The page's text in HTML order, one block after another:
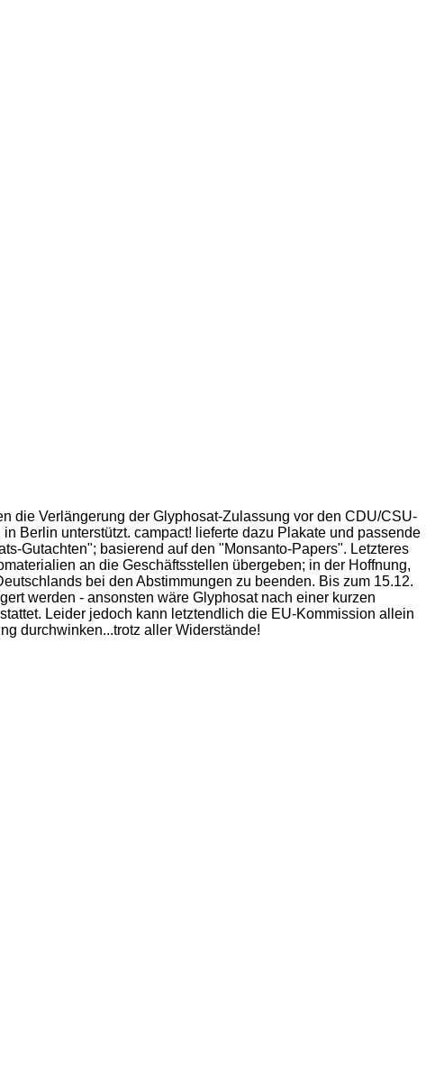
die Verlängerung der Glyphosat-Zulassung vor den CDU/CSU-
Berlin unterstützt. campact! lieferte dazu Plakate und passende
Gutachten"; basierend auf den "Monsanto-Papers". Letzteres
an die Geschäftsstellen übergeben; in der Hoffnung,
bei den Abstimmungen zu beenden. Bis zum 15.12.
werden - ansonsten wäre Glyphosat nach einer kurzen
Leider jedoch kann letztendlich die EU-Kommission allein
durchwinken...trotz aller Widerstände!